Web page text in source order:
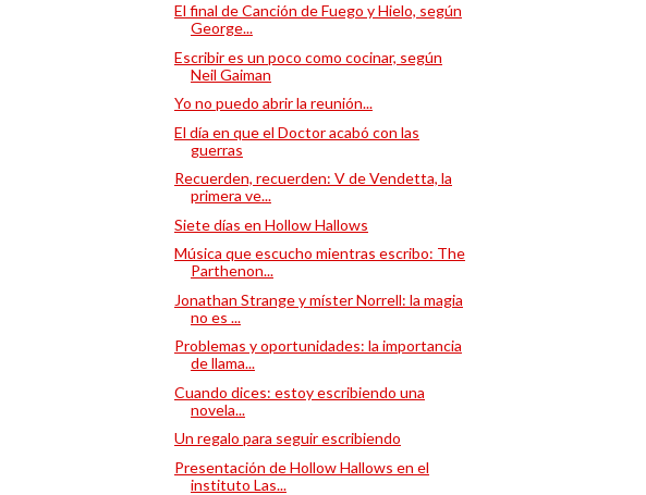
El final de Canción de Fuego y Hielo, según
George...
Escribir es un poco como cocinar, según
Neil Gaiman
Yo no puedo abrir la reunión...
El día en que el Doctor acabó con las
guerras
Recuerden, recuerden: V de Vendetta, la
primera ve...
Siete días en Hollow Hallows
Música que escucho mientras escribo: The
Parthenon...
Jonathan Strange y míster Norrell: la magia
no es ...
Problemas y oportunidades: la importancia
de llama...
Cuando dices: estoy escribiendo una
novela...
Un regalo para seguir escribiendo
Presentación de Hollow Hallows en el
instituto Las...